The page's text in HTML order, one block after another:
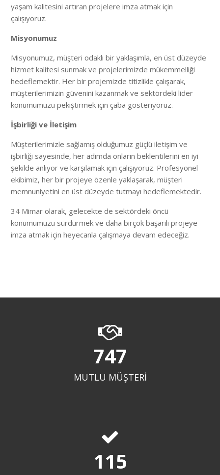
yaşam kalitesini artıran projelere imza atmak için
çalışıyoruz.
Misyonumuz
Misyonumuz, müşteri odaklı bir yaklaşımla, en üst düzeyde
hizmet kalitesi sunmak ve projelerimizde mükemmelliği
hedeflemektir. Her bir projemizde titizlikle çalışarak,
müşterilerimizin güvenini kazanmak ve sektördeki lider
konumumuzu pekiştirmek için çaba gösteriyoruz.
İşbirliği ve İletişim
Müşterilerimizle sağlamış olduğumuz güçlü iletişim ve
işbirliği sayesinde, her adımda onların beklentilerini en iyi
şekilde anlıyor ve karşılamak için çalışıyoruz. Profesyonel
ekibimiz, her bir projeye özenle yaklaşarak, müşteri
memnuniyetini en üst düzeyde tutmayı hedeflemektedir.
34 Mimar olarak, gelecekte de sektördeki öncü
konumumuzu sürdürmek ve daha birçok başarılı projeye
imza atmak için heyecanla çalışmaya devam edeceğiz.
800+
MUTLU MÜŞTERİ
123+